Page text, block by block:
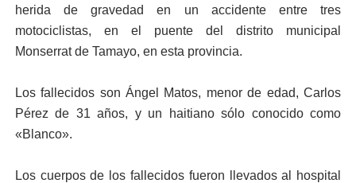
herida de gravedad en un accidente entre tres
motociclistas, en el puente del distrito municipal
Monserrat de Tamayo, en esta provincia.
Los fallecidos son Ángel Matos, menor de edad, Carlos
Pérez de 31 años, y un haitiano sólo conocido como
«Blanco».
Los cuerpos de los fallecidos fueron llevados al hospital